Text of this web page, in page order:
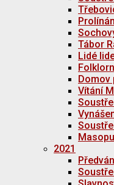
Tábor
Lidé
Domov
Vítání
2021